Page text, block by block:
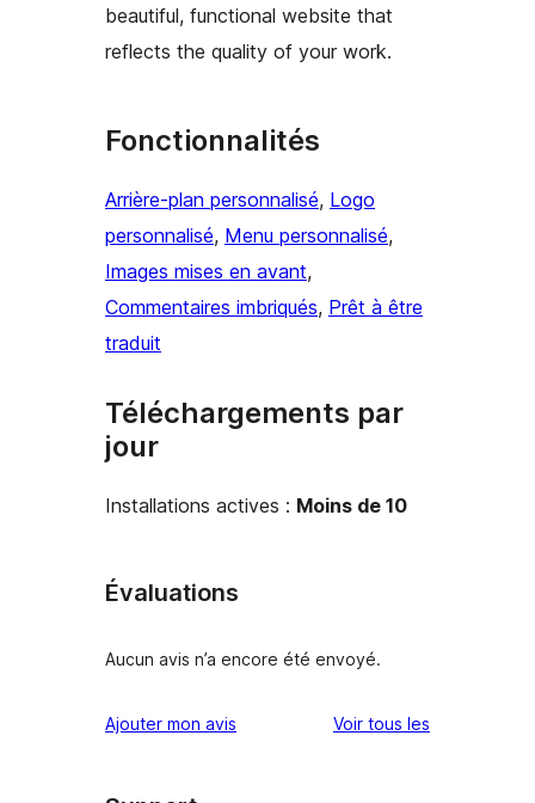
beautiful, functional website that
reflects the quality of your work.
Fonctionnalités
Arrière-plan personnalisé, Logo
personnalisé, Menu personnalisé
Images mises en avant
Commentaires imbriqués, Prêt à être
traduit
Téléchargements par
jour
Installations actives : Moins de 10
Évaluations
Aucun avis n’a encore été envoyé.
Ajouter mon avis Voir tous les